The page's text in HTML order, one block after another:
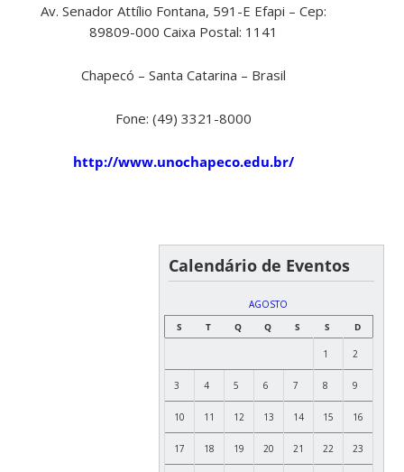
Av. Senador Attílio Fontana, 591-E Efapi – Cep:
89809-000 Caixa Postal: 1141
Chapecó – Santa Catarina – Brasil
Fone: (49) 3321-8000
http://www.unochapeco.edu.br/
Calendário de Eventos
AGOSTO
S
T Q Q S S D
1 2
3 4 5 6 7 8 9
10 11 12 13 14 15 16
17 18 19 20 21 22 23